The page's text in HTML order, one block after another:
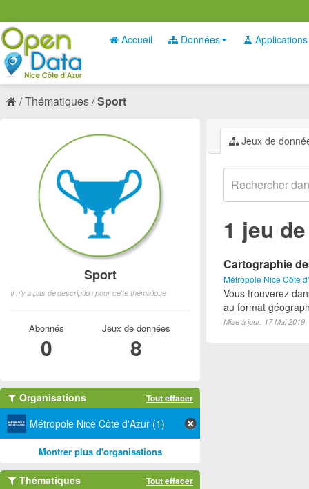
Accueil Données Applications
Thématiques Sport
Jeux de
1 jeu
Cartographie
Métropole Nice Côte
Vous trouverez
au format
Mise à jour: 17 Mai 2019
Sport
Il n'y a pas de description pour cette thématique
Abonnés
0
Jeux de données
8
Organisations Tout effacer
Métropole Nice Côte d'Azur (1)
Montrer plus d'organisations
Thématiques Tout effacer